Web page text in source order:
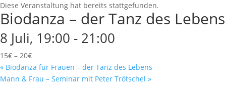
Diese Veranstaltung hat bereits stattgefunden.
Biodanza – der Tanz des Lebens
8 Juli, 19:00 - 21:00
15€ – 20€
« Biodanza für Frauen – der Tanz des Lebens
Mann & Frau – Seminar mit Peter Trötschel »